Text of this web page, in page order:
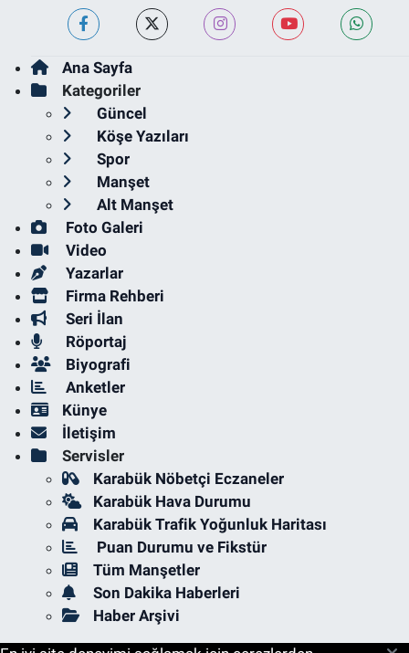
Ana Sayfa
Kategoriler
Güncel
Köşe Yazıları
Spor
Manşet
Alt Manşet
Foto Galeri
Video
Yazarlar
Firma Rehberi
Seri İlan
Röportaj
Biyografi
Anketler
Künye
İletişim
Servisler
Karabük Nöbetçi Eczaneler
Karabük Hava Durumu
Karabük Trafik Yoğunluk Haritası
Puan Durumu ve Fikstür
Tüm Manşetler
Son Dakika Haberleri
Haber Arşivi